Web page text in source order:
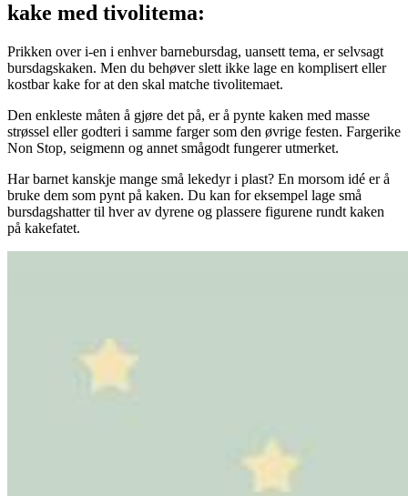
kake med tivolitema:
Prikken over i-en i enhver barnebursdag, uansett tema, er selvsagt
bursdagskaken. Men du behøver slett ikke lage en komplisert eller
kostbar kake for at den skal matche tivolitemaet.
Den enkleste måten å gjøre det på, er å pynte kaken med masse
strøssel eller godteri i samme farger som den øvrige festen. Fargerike
Non Stop, seigmenn og annet smågodt fungerer utmerket.
Har barnet kanskje mange små lekedyr i plast? En morsom idé er å
bruke dem som pynt på kaken. Du kan for eksempel lage små
bursdagshatter til hver av dyrene og plassere figurene rundt kaken
på kakefatet.